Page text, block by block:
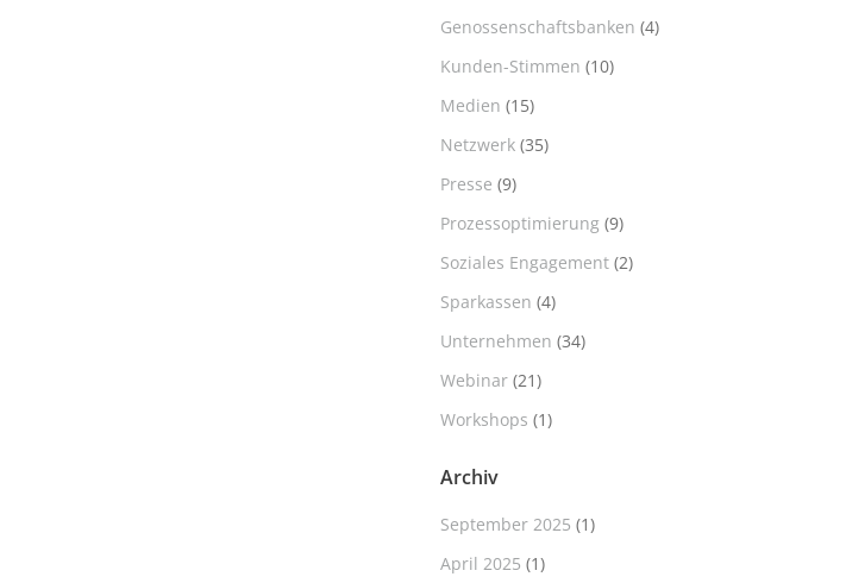
Genossenschaftsbanken (4)
Kunden-Stimmen (10)
Medien (15)
Netzwerk(35)
Presse (9)
Prozessoptimierung (9)
Soziales Engagement(2)
Sparkassen (4)
Unternehmen (34)
Webinar(21)
Workshops (1)
Archiv
September 2025 (1)
April 2025 (1)